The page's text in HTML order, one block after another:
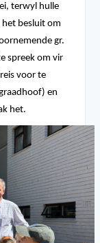
terwyl hulle
het besluit om
gr.
spreek om vir
voor te
en
het.